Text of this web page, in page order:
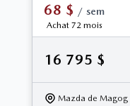
68 $ / sem
Achat 72 mois
16 795 $
Mazda de Magog